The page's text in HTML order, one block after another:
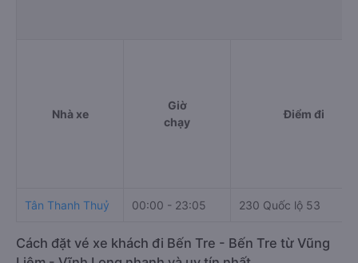
Nhà xe
Giờ
chạy
Điểm đi
Tân Thanh Thuỷ 00:00 - 23:05 230 Quốc lộ 53
Cách đặt vé xe khách đi Bến Tre - Bến Tre từ Vũng